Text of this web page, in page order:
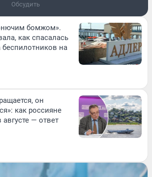
Обсудить
бомжом».
как спасалась
беспилотников на
он
как россияне
августе — ответ